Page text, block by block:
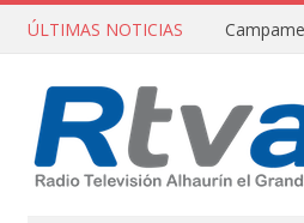
ÚLTIMAS NOTICIAS